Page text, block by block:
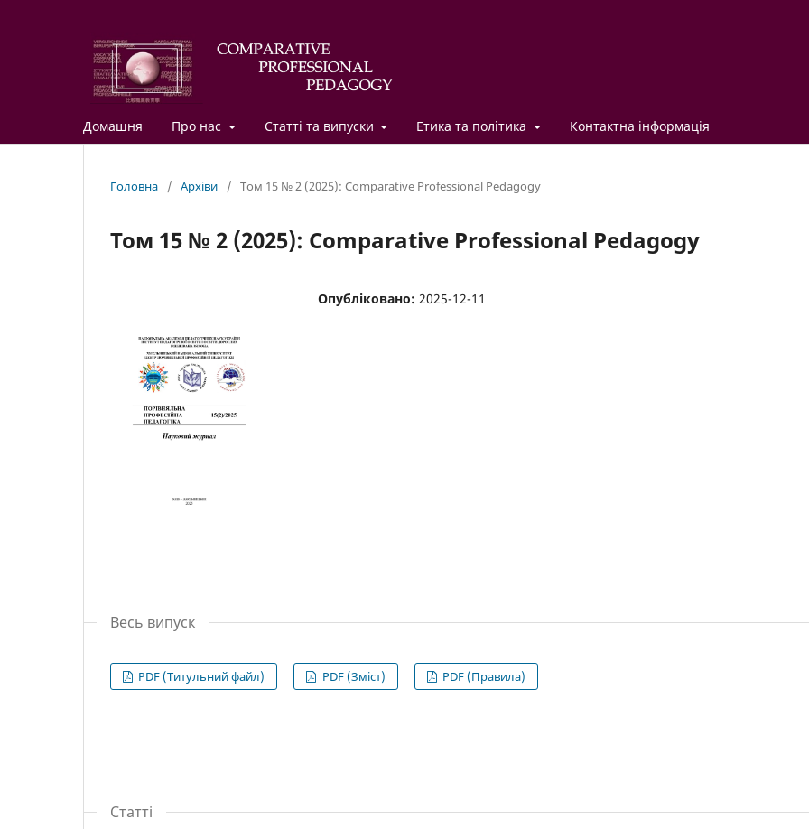
Домашня Про нас Статті та випуски Етика та політика Контактна інформація
Головна / Архіви / Том 15 № 2 (2025): Comparative Professional Pedagogy
Том 15 № 2 (2025): Comparative Professional Pedagogy
Опубліковано: 2025-12-11
Весь випуск
PDF (Титульний файл) PDF (Зміст) PDF (Правила)
Статті